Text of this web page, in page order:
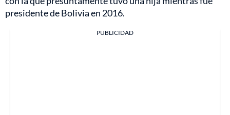
presidente de Bolivia en 2016.
PUBLICIDAD